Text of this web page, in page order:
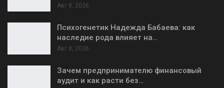
Авг 8, 2026
Психогенетик Надежда Бабаева: как
наследие рода влияет на…
Авг 8, 2026
Зачем предпринимателю финансовый
аудит и как расти без…